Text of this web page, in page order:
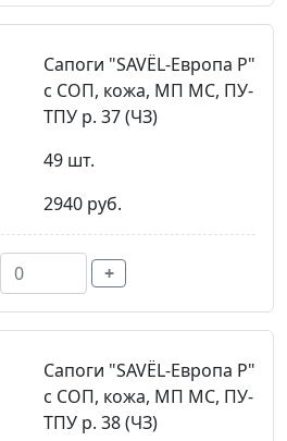
Сапоги "SAVЁL-Европа Р"
с СОП, кожа, МП МС, ПУ-
ТПУ р. 37 (ЧЗ)
49 шт.
2940 руб.
+
Сапоги "SAVЁL-Европа Р"
с СОП, кожа, МП МС, ПУ-
ТПУ р. 38 (ЧЗ)